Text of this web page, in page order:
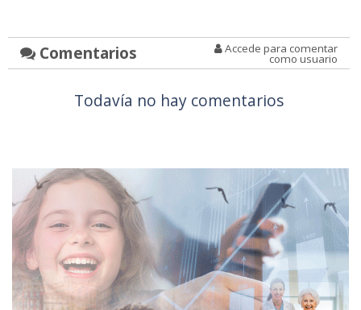
Comentarios Accede para comentar
como usuario
Todavía no hay comentarios